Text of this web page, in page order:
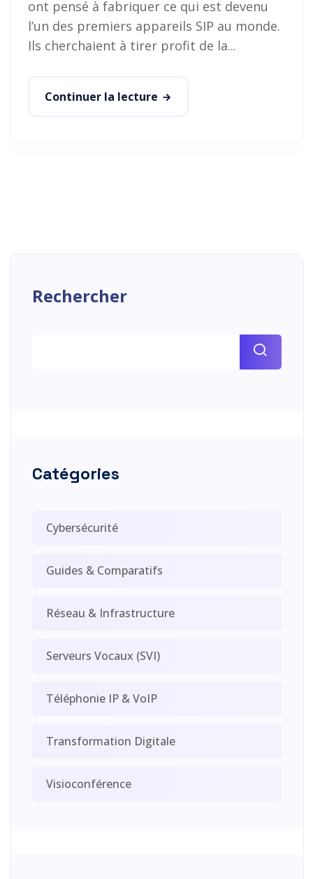
ont pensé à fabriquer ce qui est devenu
l’un des premiers appareils SIP au monde.
Ils cherchaient à tirer profit de la...
Continuer la lecture
Rechercher
Catégories
Cybersécurité
Guides & Comparatifs
Réseau & Infrastructure
Serveurs Vocaux (SVI)
Téléphonie IP & VoIP
Transformation Digitale
Visioconférence